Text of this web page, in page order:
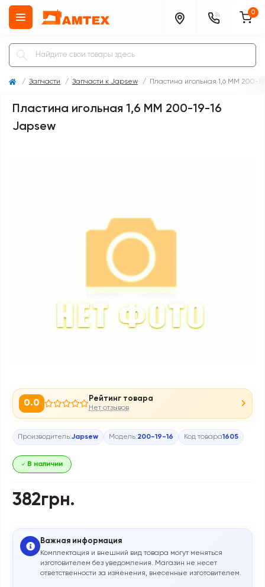
0
Запчасти Запчасти к Japsew Пластина игольная 1,6 MM 200-
Пластина игольная 1,6 MM 200-19-16
Japsew
0.0 Рейтинг товара
Нет отзывов
Производитель:Japsew Модель:200-19-16 Код товара1605
В наличии
382грн.
Важная информация
Комплектация и внешний вид товара могут меняться
изготовителем без уведомления. Магазин не несет
ответственности за изменения, внесенные изготовителем.